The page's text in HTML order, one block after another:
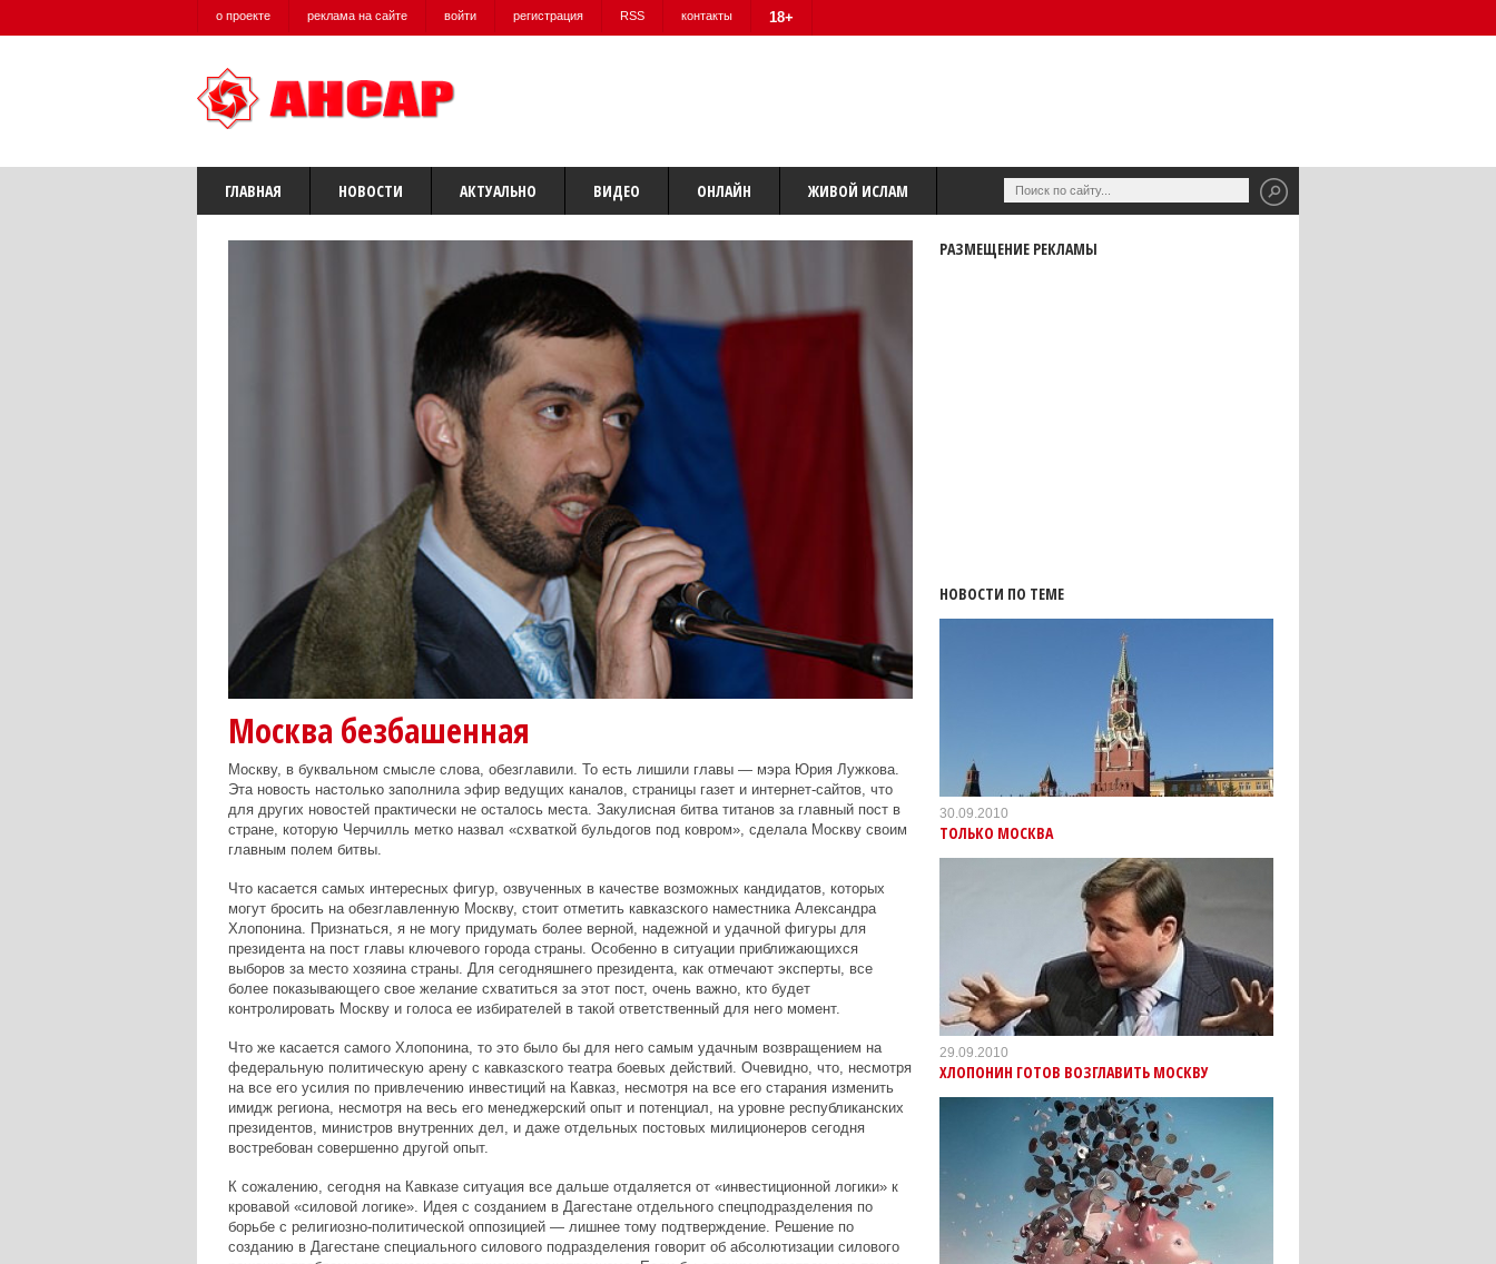
о проекте реклама на сайте войти регистрация RSS контакты 18+
ГЛАВНАЯ НОВОСТИ АКТУАЛЬНО ВИДЕО ОНЛАЙН ЖИВОЙ ИСЛАМ
Москва безбашенная
Москву, в буквальном смысле слова, обезглавили. То есть лишили главы — мэра Юрия Лужкова.
Эта новость настолько заполнила эфир ведущих каналов, страницы газет и интернет-сайтов, что
для других новостей практически не осталось места. Закулисная битва титанов за главный пост в
стране, которую Черчилль метко назвал «схваткой бульдогов под ковром», сделала Москву своим
главным полем битвы.
Что касается самых интересных фигур, озвученных в качестве возможных кандидатов, которых
могут бросить на обезглавленную Москву, стоит отметить кавказского наместника Александра
Хлопонина. Признаться, я не могу придумать более верной, надежной и удачной фигуры для
президента на пост главы ключевого города страны. Особенно в ситуации приближающихся
выборов за место хозяина страны. Для сегодняшнего президента, как отмечают эксперты, все
более показывающего свое желание схватиться за этот пост, очень важно, кто будет
контролировать Москву и голоса ее избирателей в такой ответственный для него момент.
Что же касается самого Хлопонина, то это было бы для него самым удачным возвращением на
федеральную политическую арену с кавказского театра боевых действий. Очевидно, что, несмотря
на все его усилия по привлечению инвестиций на Кавказ, несмотря на все его старания изменить
имидж региона, несмотря на весь его менеджерский опыт и потенциал, на уровне республиканских
президентов, министров внутренних дел, и даже отдельных постовых милиционеров сегодня
востребован совершенно другой опыт.
К сожалению, сегодня на Кавказе ситуация все дальше отдаляется от «инвестиционной логики» к
кровавой «силовой логике». Идея с созданием в Дагестане отдельного спецподразделения по
борьбе с религиозно-политической оппозицией — лишнее тому подтверждение. Решение по
созданию в Дагестане специального силового подразделения говорит об абсолютизации силового
РАЗМЕЩЕНИЕ РЕКЛАМЫ
НОВОСТИ ПО ТЕМЕ
30.09.2010
ТОЛЬКО МОСКВА
29.09.2010
ХЛОПОНИН ГОТОВ ВОЗГЛАВИТЬ МОСКВУ